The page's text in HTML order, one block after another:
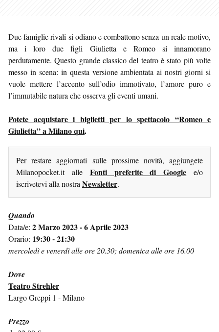
Due famiglie rivali si odiano e combattono senza un reale motivo,
ma i loro due figli Giulietta e Romeo si innamorano
perdutamente. Questo grande classico del teatro è stato più volte
messo in scena: in questa versione ambientata ai nostri giorni si
vuole mettere l’accento sull’odio immotivato, l’amore puro e
l’immutabile natura che osserva gli eventi umani.
Potete acquistare i biglietti per lo spettacolo “Romeo e
Giulietta” a Milano qui.
Per restare aggiornati sulle prossime novità, aggiungete
Milanopocket.it alle Fonti preferite di Google e/o
iscrivetevi alla nostra Newsletter.
Quando
Data/e: 2 Marzo 2023 - 6 Aprile 2023
Orario: 19:30 - 21:30
mercoledì e venerdì alle ore 20.30; domenica alle ore 16.00
Dove
Teatro Strehler
Largo Greppi 1 - Milano
Prezzo